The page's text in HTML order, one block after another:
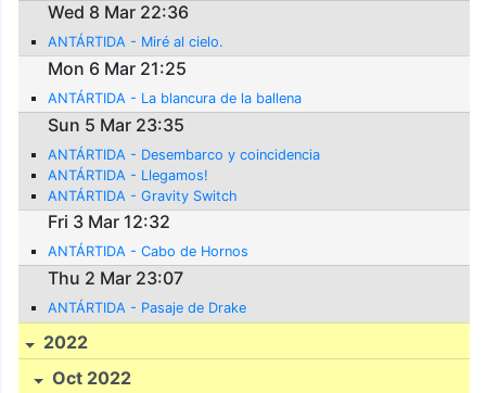
Wed 8 Mar 22:36
ANTÁRTIDA - Miré al cielo.
Mon 6 Mar 21:25
ANTÁRTIDA - La blancura de la ballena
Sun 5 Mar 23:35
ANTÁRTIDA - Desembarco y coincidencia
ANTÁRTIDA - Llegamos!
ANTÁRTIDA - Gravity Switch
Fri 3 Mar 12:32
ANTÁRTIDA - Cabo de Hornos
Thu 2 Mar 23:07
ANTÁRTIDA - Pasaje de Drake
2022
Oct 2022